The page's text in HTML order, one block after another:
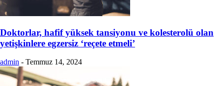
Doktorlar, hafif yüksek tansiyonu ve kolesterolü olan
yetişkinlere egzersiz ‘reçete etmeli’
admin - Temmuz 14, 2024